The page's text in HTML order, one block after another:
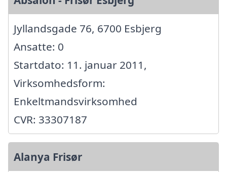
Jyllandsgade 76, 6700 Esbjerg
Ansatte: 0
Startdato: 11. januar 2011,
Virksomhedsform:
Enkeltmandsvirksomhed
CVR: 33307187
Alanya Frisør